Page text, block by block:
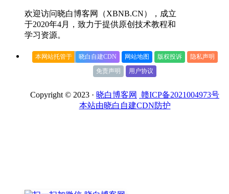
欢迎访问晓白博客网（XBNB.CN），成立
于2020年4月，致力于提供原创技术教程和
学习资源。
本网站托管于 晓白自建CDN 网站地图 版权投诉
隐私声明
免责声明
用户协议
Copyright © 2023 · 晓白博客网
赣ICP备2021004973号
本站由晓白自建CDN防护